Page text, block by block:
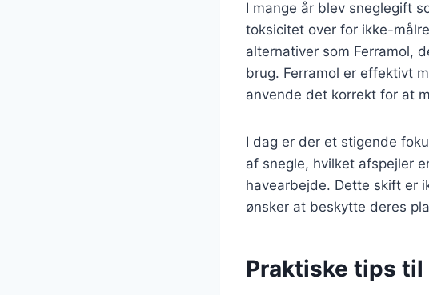
I mange år blev sneglegift
toksicitet over for ikke-
alternativer som Ferramol,
brug. Ferramol er effektivt
anvende det korrekt for at
I dag er der et stigende
af snegle, hvilket afspejler
havearbejde. Dette skift er
ønsker at beskytte deres
Praktiske tips